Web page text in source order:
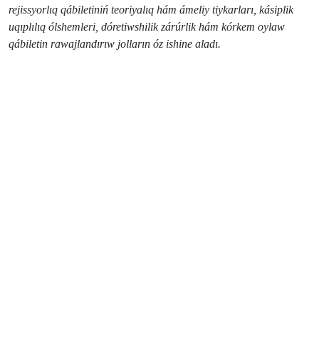
rejissyorlıq qábiletiniń teoriyalıq hám ámeliy tiykarları, kásiplik
uqıplılıq ólshemleri, dóretiwshilik zárúrlik hám kórkem oylaw
qábiletin rawajlandırıw jolların óz ishine aladı.